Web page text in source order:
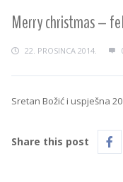
Merry christmas –
22. PROSINCA 2014.
Sretan Božić i uspješna
Share this post